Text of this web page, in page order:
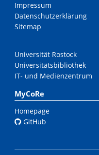
Impressum
Datenschutzerklärung
Sitemap
Universität Rostock
Universitätsbibliothek
IT- und Medienzentrum
MyCoRe
Homepage
GitHub